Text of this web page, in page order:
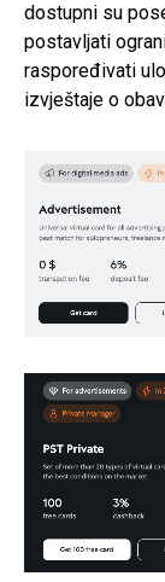
dostupni su
postavljati
raspoređivati
izvještaje o